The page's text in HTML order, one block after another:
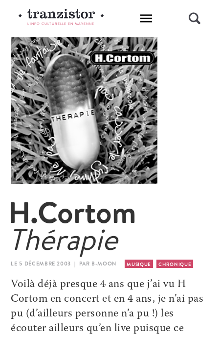
L'INFO CULTURELLE EN MAYENNE
H.Cortom
Thérapie
LE 5 DÉCEMBRE 2003 | PAR B-MOON MUSIQUE CHRONIQUE
Voilà déjà presque 4 ans que j’ai vu H
Cortom en concert et en 4 ans, je n’ai pas
pu (d’ailleurs personne n’a pu !) les
écouter ailleurs qu’en live puisque ce